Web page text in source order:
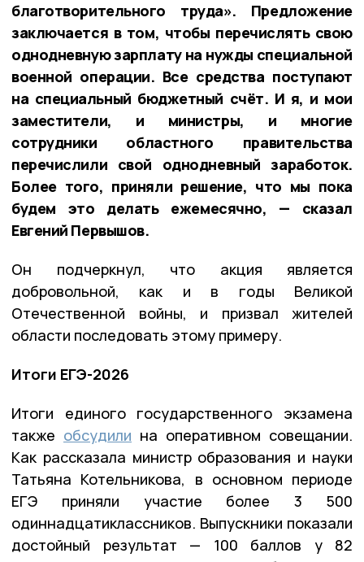
благотворительного труда». Предложение
заключается в том, чтобы перечислять свою
однодневную зарплату на нужды специальной
военной операции. Все средства поступают
на специальный бюджетный счёт. И я, и мои
заместители, и министры, и многие
сотрудники областного правительства
перечислили свой однодневный заработок.
Более того, приняли решение, что мы пока
будем это делать ежемесячно, — сказал
Евгений Первышов.
Он подчеркнул, что акция является
добровольной, как и в годы Великой
Отечественной войны, и призвал жителей
области последовать этому примеру.
Итоги ЕГЭ-2026
Итоги единого государственного экзамена
также обсудили на оперативном совещании.
Как рассказала министр образования и науки
Татьяна Котельникова, в основном периоде
ЕГЭ приняли участие более 3 500
одиннадцатиклассников. Выпускники показали
достойный результат — 100 баллов у 82